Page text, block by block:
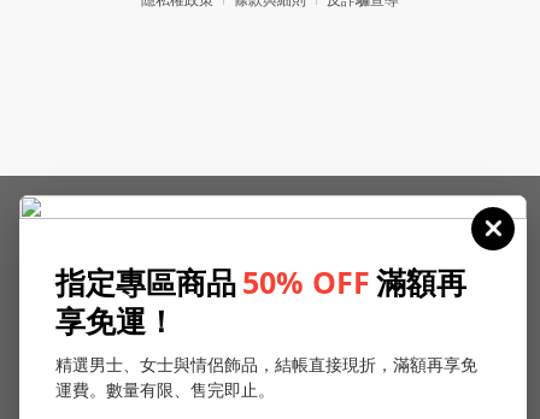
指定專區商品50% OFF滿額再
享免運！
精選男士、女士與情侶飾品，結帳直接現折，滿額再享免
運費。數量有限、售完即止。